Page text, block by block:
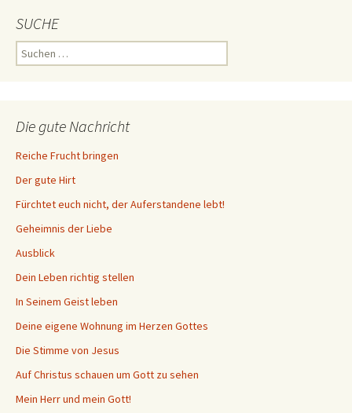
SUCHE
Suchen
nach:
Die gute Nachricht
Reiche Frucht bringen
Der gute Hirt
Fürchtet euch nicht, der Auferstandene lebt!
Geheimnis der Liebe
Ausblick
Dein Leben richtig stellen
In Seinem Geist leben
Deine eigene Wohnung im Herzen Gottes
Die Stimme von Jesus
Auf Christus schauen um Gott zu sehen
Mein Herr und mein Gott!